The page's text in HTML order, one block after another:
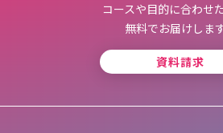
コースや目的に合わせ
無料でお届けします
資料請求